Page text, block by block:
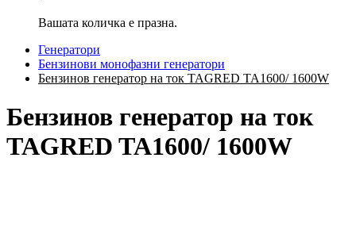
Вашата количка е празна.
Генератори
Бензинови монофазни генератори
Бензинов генератор на ток TAGRED TA1600/ 1600W
Бензинов генератор на ток
TAGRED TA1600/ 1600W